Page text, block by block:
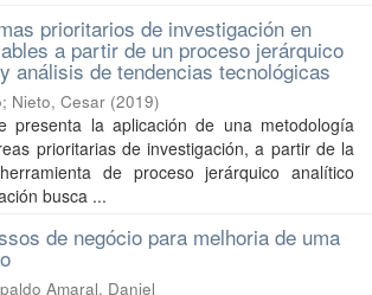
prioritarios de investigación en
a partir de un proceso jerárquico
análisis de tendencias tecnológicas
; Nieto, Cesar (2019)
presenta la aplicación de una metodología
prioritarias de investigación, a partir de la
de proceso jerárquico analítico
busca ...
de negócio para melhoria de uma
Amaral, Daniel